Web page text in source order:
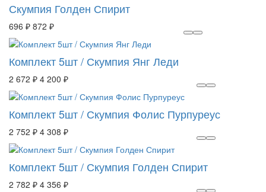
Скумпия Голден Спирит
696 ₽ 872 ₽
Комплект 5шт / Скумпия Янг Леди
2 672 ₽ 4 200 ₽
Комплект 5шт / Скумпия Фолис Пурпуреус
2 752 ₽ 4 308 ₽
Комплект 5шт / Скумпия Голден Спирит
2 782 ₽ 4 356 ₽